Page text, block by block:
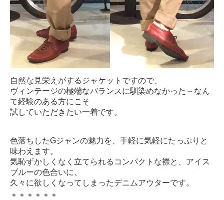
自然な見栄えがするジャケットですので、
ヴィンテージの極端なバランスに馴染めなかった～なん
て経験のある方にこそ
試していただきたい一着です。
色落ちしたGジャンの魅力を、手軽に気軽にたっぷりと
味わえます。
気恥ずかしくなく立てられるコンパクトな襟と、アイス
ブルーの色合いに、
久々に欲しくなってしまったデニムアウターです。
＊＊＊＊＊＊